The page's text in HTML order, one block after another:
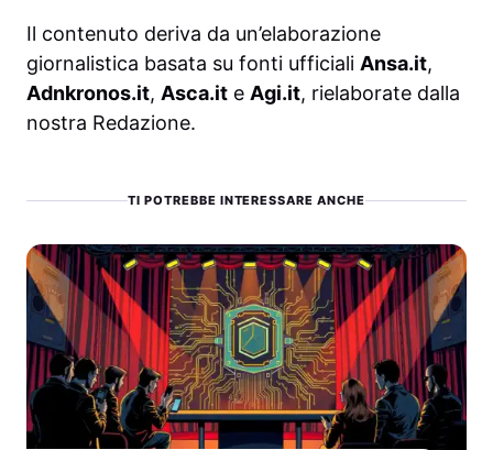
Il contenuto deriva da un’elaborazione
giornalistica basata su fonti ufficiali Ansa.it,
Adnkronos.it, Asca.it e Agi.it, rielaborate dalla
nostra Redazione.
TI POTREBBE INTERESSARE ANCHE